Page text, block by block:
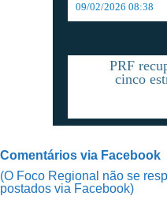
09/02/2026 08:38
PRF
cinco
Comentários via Facebook
(O Foco Regional não se
postados via Facebook)